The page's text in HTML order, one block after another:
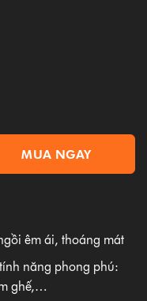
số lượng
MUA NGAY
êm ái, thoáng mát
năng phong phú:
ghế,…